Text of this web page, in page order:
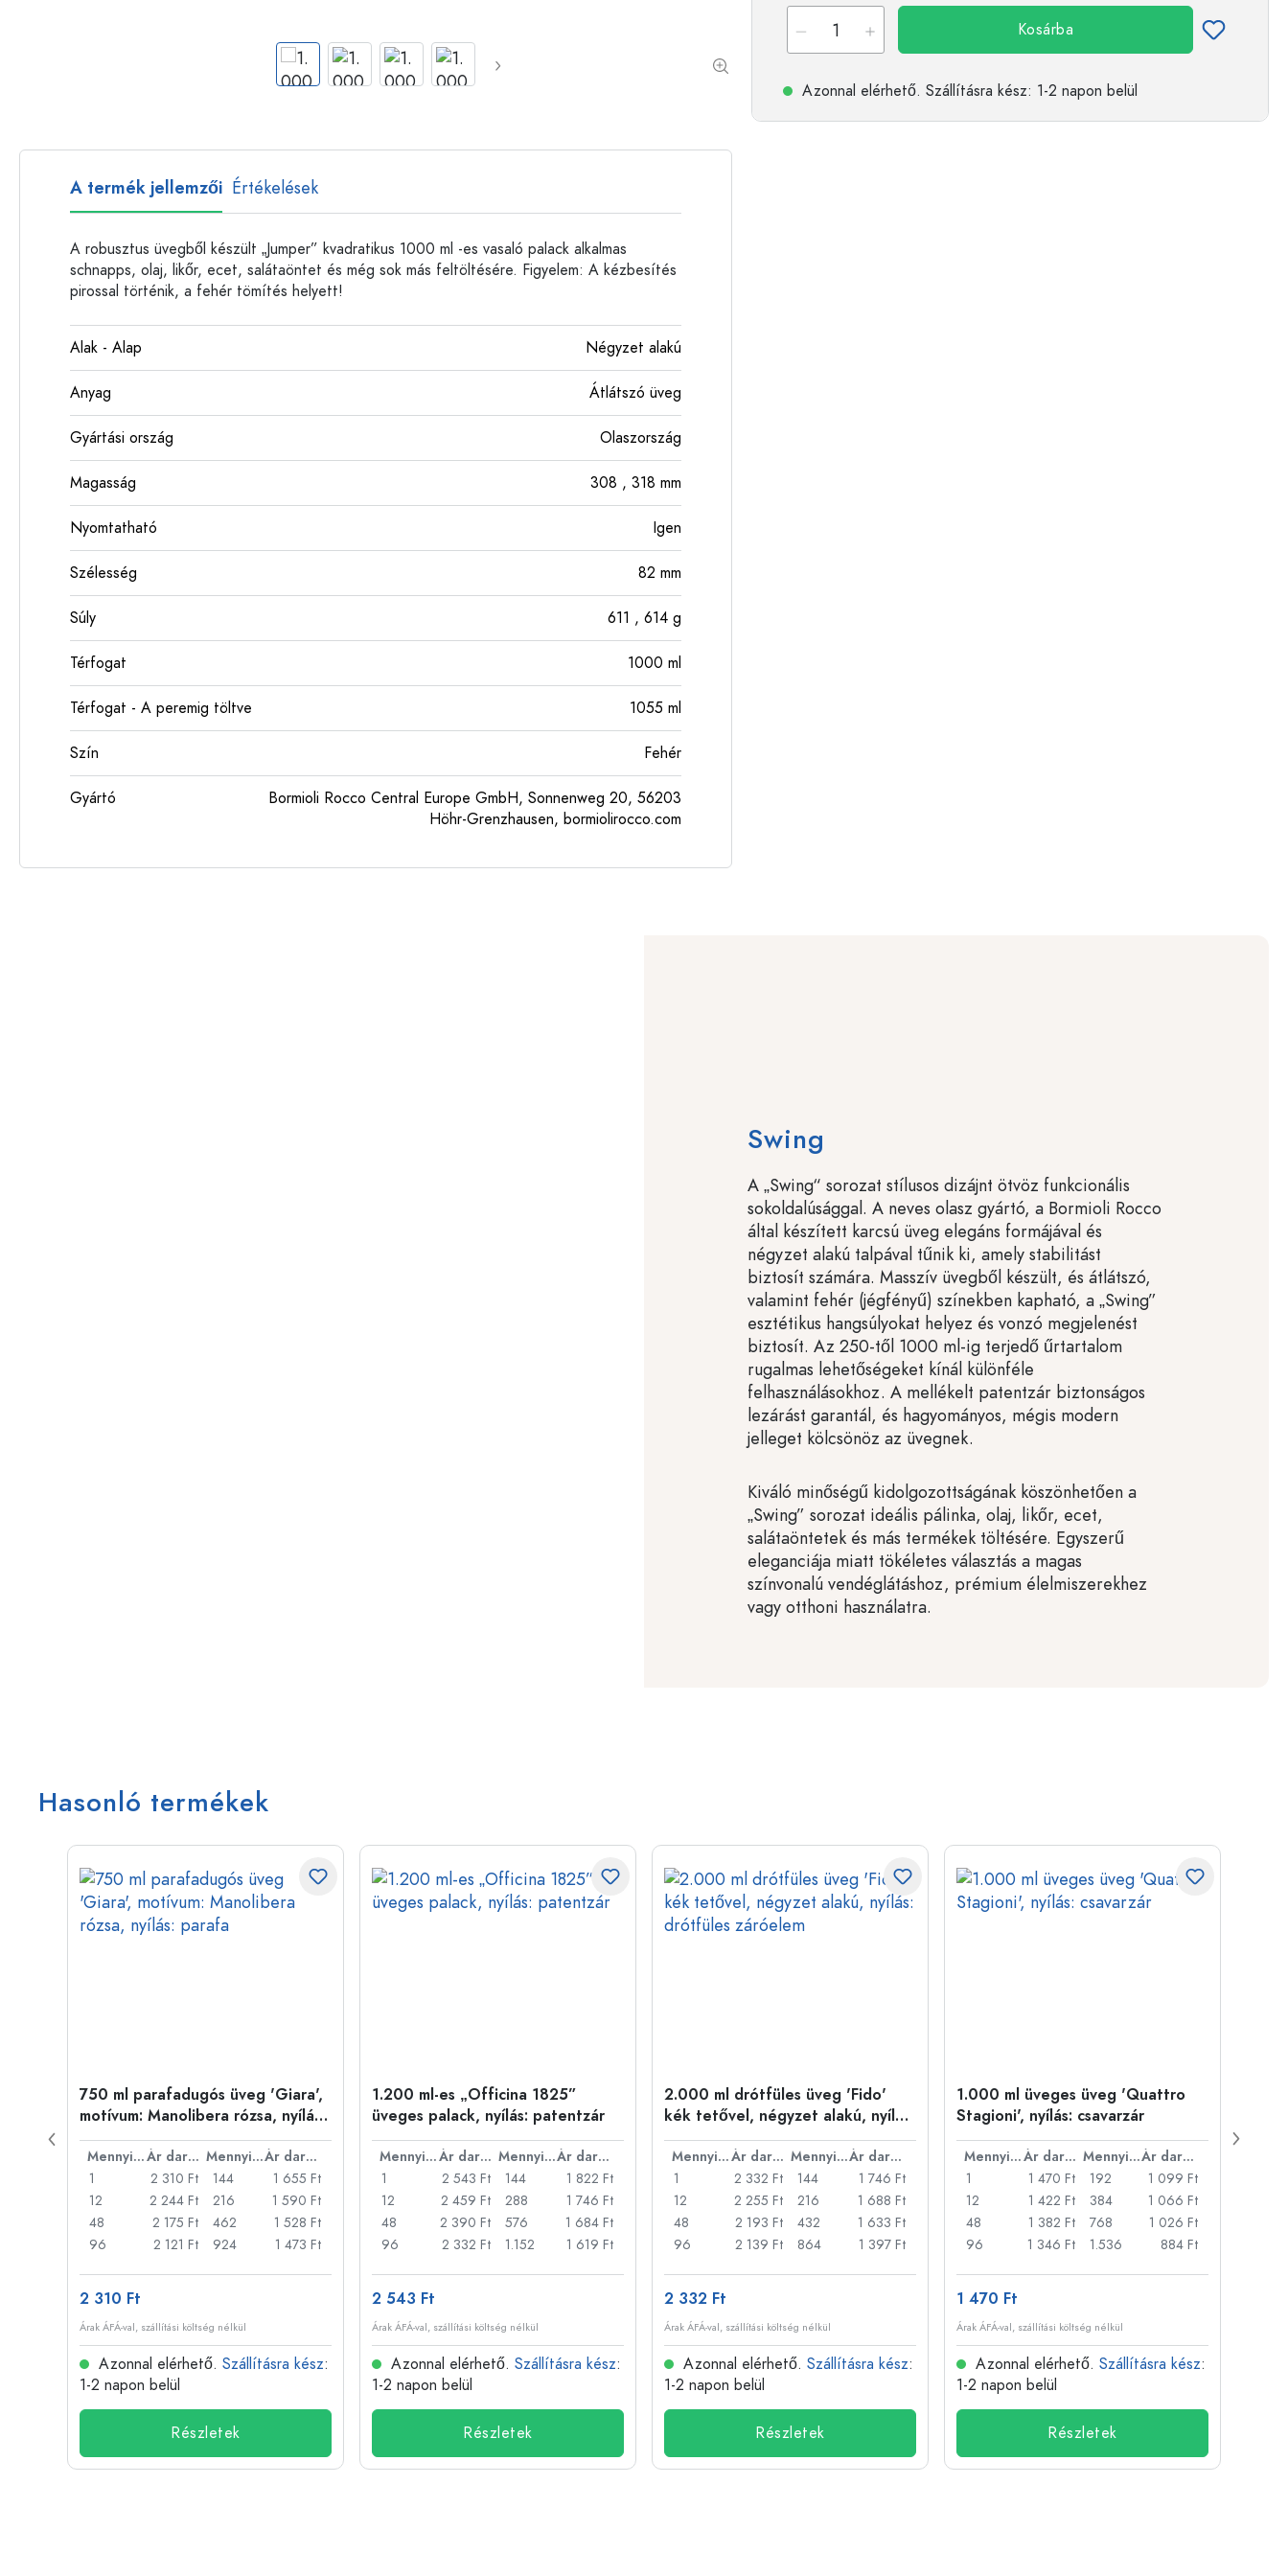
Kosárba
Azonnal elérhető. Szállításra kész: 1-2 napon belül
A termék jellemzői Értékelések
A robusztus üvegből készült „Jumper” kvadratikus 1000 ml -es vasaló palack alkalmas
schnapps, olaj, likőr, ecet, salátaöntet és még sok más feltöltésére. Figyelem: A kézbesítés
pirossal történik, a fehér tömítés helyett!
Alak - Alap Négyzet alakú
Anyag Átlátszó üveg
Gyártási ország Olaszország
Magasság 308 , 318 mm
Nyomtatható Igen
Szélesség 82 mm
Súly 611 , 614 g
Térfogat 1000 ml
Térfogat - A peremig töltve 1055 ml
Szín Fehér
Gyártó
Bormioli Rocco Central Europe GmbH, Sonnenweg 20, 56203
Höhr-Grenzhausen, bormiolirocco.com
Swing
A „Swing“ sorozat stílusos dizájnt ötvöz funkcionális
sokoldalúsággal. A neves olasz gyártó, a Bormioli Rocco
által készített karcsú üveg elegáns formájával és
négyzet alakú talpával tűnik ki, amely stabilitást
biztosít számára. Masszív üvegből készült, és átlátszó,
valamint fehér (jégfényű) színekben kapható, a „Swing”
esztétikus hangsúlyokat helyez és vonzó megjelenést
biztosít. Az 250-től 1000 ml-ig terjedő űrtartalom
rugalmas lehetőségeket kínál különféle
felhasználásokhoz. A mellékelt patentzár biztonságos
lezárást garantál, és hagyományos, mégis modern
jelleget kölcsönöz az üvegnek.
Kiváló minőségű kidolgozottságának köszönhetően a
„Swing” sorozat ideális pálinka, olaj, likőr, ecet,
salátaöntetek és más termékek töltésére. Egyszerű
eleganciája miatt tökéletes választás a magas
színvonalú vendéglátáshoz, prémium élelmiszerekhez
vagy otthoni használatra.
Hasonló termékek
750 ml parafadugós üveg 'Giara',
motívum: Manolibera rózsa, nyílás:
parafa
Mennyiség Ár darabonként Mennyiség
Ár darabonként
1
2 310 Ft
12
2 244 Ft
48
2 175 Ft
96
2 121 Ft
144
1 655 Ft
216
1 590 Ft
462
1 528 Ft
924
1 473 Ft
2 310 Ft
Árak ÁFÁ-val, szállítási költség nélkül
Azonnal elérhető. Szállításra kész:
1-2 napon belül
Részletek
1.200 ml-es „Officina 1825”
üveges palack, nyílás: patentzár
Mennyiség Ár darabonként Mennyiség
Ár darabonként
1
2 543 Ft
12
2 459 Ft
48
2 390 Ft
96
2 332 Ft
144
1 822 Ft
288
1 746 Ft
576
1 684 Ft
1.152
1 619 Ft
2 543 Ft
Árak ÁFÁ-val, szállítási költség nélkül
Azonnal elérhető. Szállításra kész:
1-2 napon belül
Részletek
2.000 ml drótfüles üveg 'Fido'
kék tetővel, négyzet alakú, nyílás:
drótfüles záróelem
Mennyiség Ár darabonként Mennyiség
Ár darabonként
1
2 332 Ft
12
2 255 Ft
48
2 193 Ft
96
2 139 Ft
144
1 746 Ft
216
1 688 Ft
432
1 633 Ft
864
1 397 Ft
2 332 Ft
Árak ÁFÁ-val, szállítási költség nélkül
Azonnal elérhető. Szállításra kész:
1-2 napon belül
Részletek
1.000 ml üveges üveg 'Quattro
Stagioni', nyílás: csavarzár
Mennyiség Ár darabonként Mennyiség
Ár darabonként
1
1 470 Ft
12
1 422 Ft
48
1 382 Ft
96
1 346 Ft
192
1 099 Ft
384
1 066 Ft
768
1 026 Ft
1.536
884 Ft
1 470 Ft
Árak ÁFÁ-val, szállítási költség nélkül
Azonnal elérhető. Szállításra kész:
1-2 napon belül
Részletek